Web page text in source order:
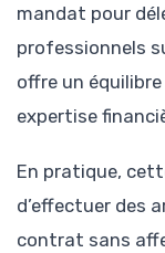
mandat pour
professionnels
offre un
expertise
En pratique,
d’effectuer des
contrat sans